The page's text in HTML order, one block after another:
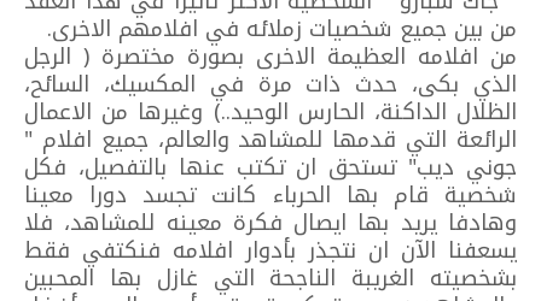
من بين جميع شخصيات زملائه في افلامهم الاخرى.
من افلامه العظيمة الاخرى بصورة مختصرة ( الرجل
الذي بكى، حدث ذات مرة في المكسيك، السائح،
الظلال الداكنة، الحارس الوحيد..) وغيرها من الاعمال
الرائعة التي قدمها للمشاهد والعالم، جميع افلام "
جوني ديب" تستحق ان تكتب عنها بالتفصيل، فكل
شخصية قام بها الحرباء كانت تجسد دورا معينا
وهادفا يريد بها ايصال فكرة معينه للمشاهد، فلا
يسعفنا الآن ان نتجذر بأدوار افلامه فنكتفي فقط
بشخصيته الغريبة الناجحة التي غازل بها المحبين